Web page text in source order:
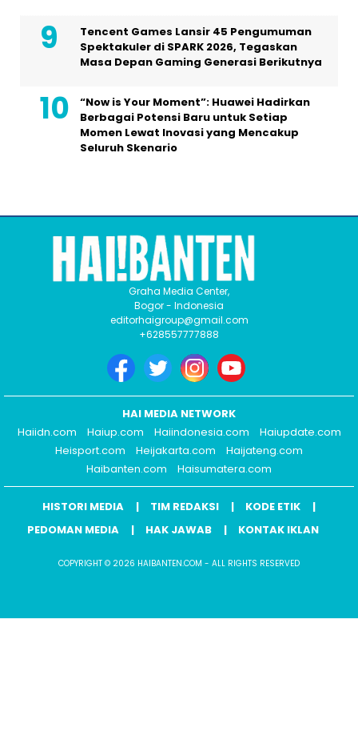
Tencent Games Lansir 45 Pengumuman
Spektakuler di SPARK 2026, Tegaskan
Masa Depan Gaming Generasi Berikutnya
“Now is Your Moment”: Huawei Hadirkan
Berbagai Potensi Baru untuk Setiap
Momen Lewat Inovasi yang Mencakup
Seluruh Skenario
Graha Media Center,
Bogor - Indonesia
editorhaigroup@gmail.com
+628557777888
HAI MEDIA NETWORK
Haiidn.com
Haiup.com Haiindonesia.com
Haiupdate.com
Heisport.com
Heijakarta.com
Haijateng.com
Haibanten.com
Haisumatera.com
HISTORI MEDIA TIM REDAKSI
KODE ETIK
PEDOMAN MEDIA
HAK JAWAB KONTAK IKLAN
COPYRIGHT © 2026 HAIBANTEN.COM - ALL RIGHTS RESERVED